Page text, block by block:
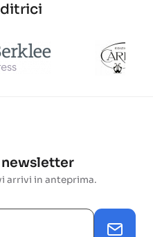
arrivi in anteprima.